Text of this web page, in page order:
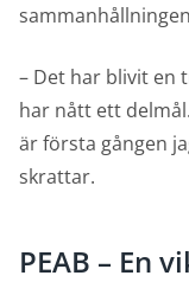
– Det har blivit en
har nått ett
är första gången
skrattar.
PEAB – En